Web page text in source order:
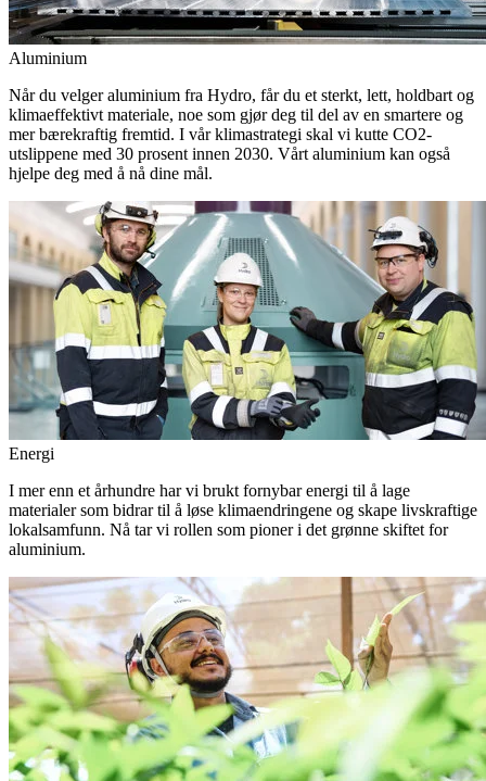
Aluminium
Når du velger aluminium fra Hydro, får du et sterkt, lett, holdbart og
klimaeffektivt materiale, noe som gjør deg til del av en smartere og
mer bærekraftig fremtid. I vår klimastrategi skal vi kutte CO2-
utslippene med 30 prosent innen 2030. Vårt aluminium kan også
hjelpe deg med å nå dine mål.
Energi
I mer enn et århundre har vi brukt fornybar energi til å lage
materialer som bidrar til å løse klimaendringene og skape livskraftige
lokalsamfunn. Nå tar vi rollen som pioner i det grønne skiftet for
aluminium.